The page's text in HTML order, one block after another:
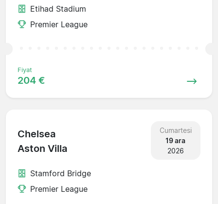
Etihad Stadium
Premier League
Fiyat
204 €
Chelsea
Aston Villa
Cumartesi
19 ara
2026
Stamford Bridge
Premier League